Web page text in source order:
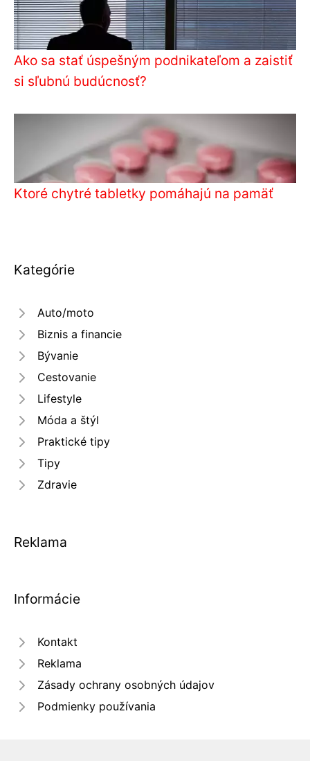
Ako sa stať úspešným podnikateľom a zaistiť
si sľubnú budúcnosť?
Ktoré chytré tabletky pomáhajú na pamäť
Kategórie
Auto/moto
Biznis a financie
Bývanie
Cestovanie
Lifestyle
Móda a štýl
Praktické tipy
Tipy
Zdravie
Reklama
Informácie
Kontakt
Reklama
Zásady ochrany osobných údajov
Podmienky používania